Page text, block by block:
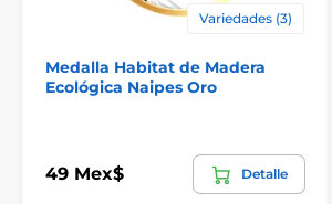
El producto aparece en las
Medallas de juegos de mesa y
Medallas de póquer
Variedades (3)
Medalla Habitat de Madera
Ecológica Naipes Oro
49 Mex$ Detalle